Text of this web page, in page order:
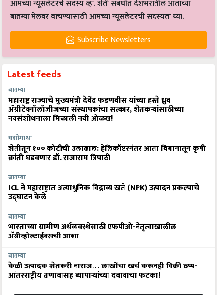
आमच्या न्यूसलेटरचे सदस्य व्हा. शेती संबंधीत देशभरातील आताच्या
बातम्या मेलवर वाचण्यासाठी आमच्या न्यूसलेटरची सदस्यता घ्या.
Subscribe Newsletters
Latest feeds
बातम्या
महाराष्ट्र राज्याचे मुख्यमंत्री देवेंद्र फडणवीस यांच्या हस्ते ध्रुव
ॲग्रीटेक्नॉलॉजीजच्या संस्थापकांचा सत्कार, शेतकऱ्यांसाठीच्या
नवसंशोधनाला मिळाली नवी ओळख!
यशोगाथा
शेतीतून १०० कोटींची उलाढाल: हेलिकॉप्टरनंतर आता विमानातून कृषी
क्रांती घडवणार डॉ. राजाराम त्रिपाठी
बातम्या
ICL ने महाराष्ट्रात अत्याधुनिक विद्राव्य खते (NPK) उत्पादन प्रकल्पाचे
उद्घाटन केले
बातम्या
भारताच्या ग्रामीण अर्थव्यवस्थेसाठी एफपीओ-नेतृत्वाखालील
अ‍ॅग्रीव्होल्टाईक्सची आशा
बातम्या
केळी उत्पादक शेतकरी नाराज… लाखोंचा खर्च करूनही विक्री ठप्प-
आंतरराष्ट्रीय तणावासह व्यापाऱ्यांच्या दबावाचा फटका!